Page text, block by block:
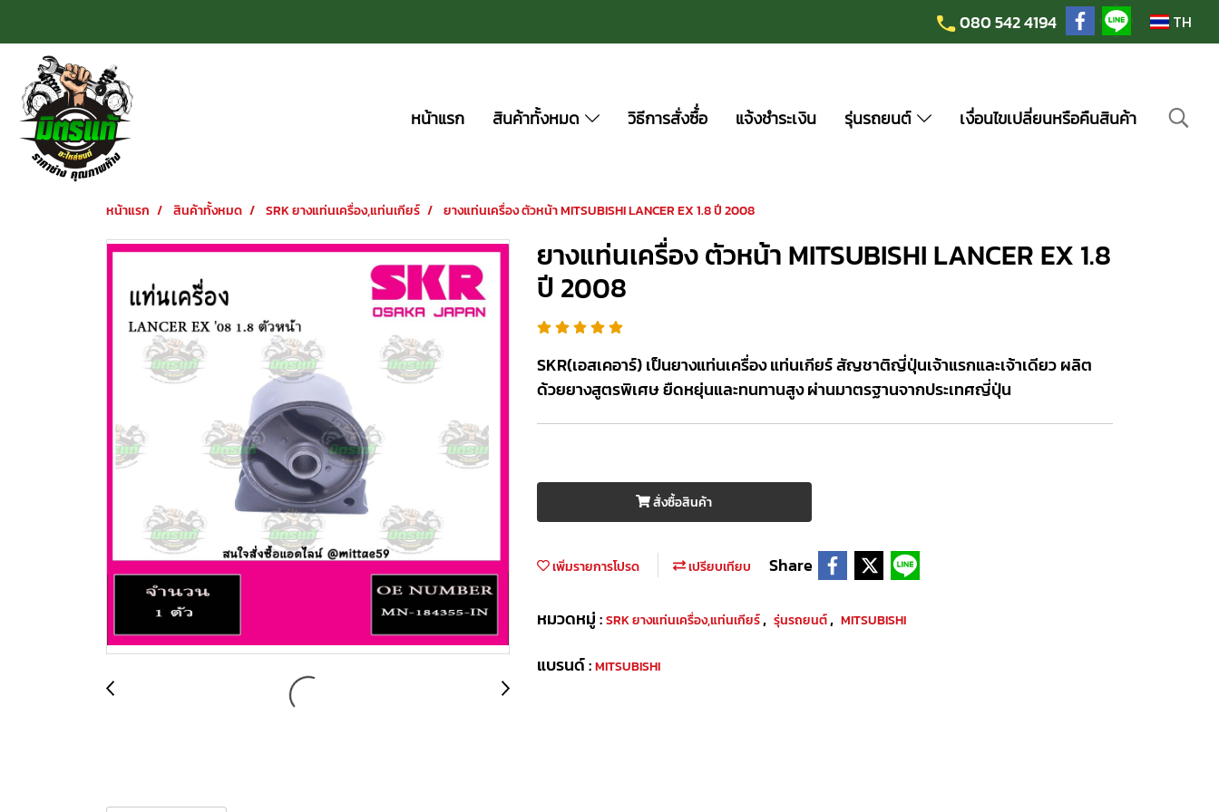
080 542 4194 TH
หน้าแรก สินค้าทั้งหมด วิธีการสั่งซื้่อ แจ้งชำระเงิน รุ่นรถยนต์ เงื่อนไขเปลี่ยนหรือคืนสินค้า
หน้าแรก สินค้าทั้งหมด SRK ยางแท่นเครื่อง,แท่นเกียร์ ยางแท่นเครื่อง ตัวหน้า MITSUBISHI LANCER EX 1.8 ปี 2008
ยางแท่นเครื่อง ตัวหน้า MITSUBISHI LANCER EX 1.8
ปี 2008
SKR(เอสเคอาร์) เป็นยางแท่นเครื่อง แท่นเกียร์ สัญชาติญี่ปุ่นเจ้าแรกและเจ้าเดียว ผลิต
ด้วยยางสูตรพิเศษ ยืดหยุ่นและทนทานสูง ผ่านมาตรฐานจากประเทศญี่ปุ่น
สั่งซื้อสินค้า
เพิ่มรายการโปรด เปรียบเทียบ Share
หมวดหมู่ :SRK ยางแท่นเครื่อง,แท่นเกียร์, รุ่นรถยนต์, MITSUBISHI
แบรนด์ :MITSUBISHI